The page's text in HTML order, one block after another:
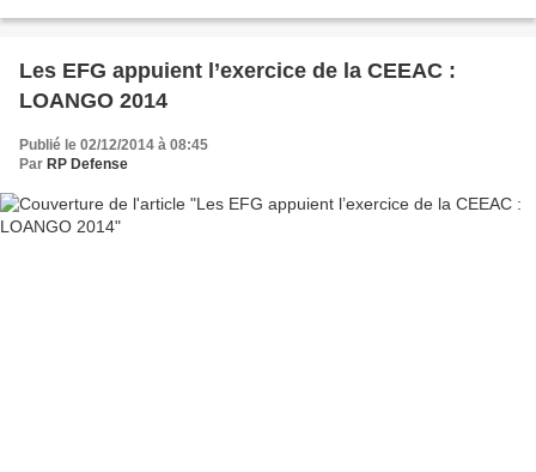
Les EFG appuient l’exercice de la CEEAC :
LOANGO 2014
Publié le 02/12/2014 à 08:45
Par RP Defense